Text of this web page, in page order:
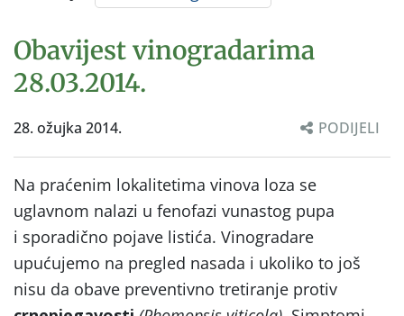
Obavijest vinogradarima
28.03.2014.
28. ožujka 2014. PODIJELI
Na praćenim lokalitetima vinova loza se
uglavnom nalazi u fenofazi vunastog pupa
i sporadično pojave listića. Vinogradare
upućujemo na pregled nasada i ukoliko to još
nisu da obave preventivno tretiranje protiv